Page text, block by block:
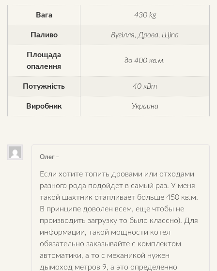
Вага 430 kg
Паливо Вугілля, Дрова, Щіпа
Площада
опалення
до 400 кв.м.
Потужність 40 кВт
Виробник Украина
Олег –
Если хотите топить дровами или отходами
разного рода подойдет в самый раз. У меня
такой шахтник отапливает больше 450 кв.м.
В принципе доволен всем, еще чтобы не
производить загрузку то было классно). Для
информации, такой мощности котел
обязательно заказывайте с комплектом
автоматики, а то с механикой нужен
дымоход метров 9, а это определенно